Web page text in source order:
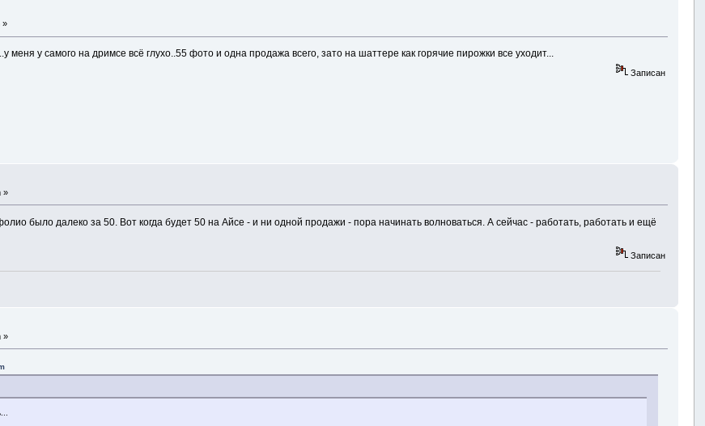
»
меня у самого на дримсе всё глухо..55 фото и одна продажа всего, зато на шаттере как горячие пирожки все уходит...
Записан
»
было далеко за 50. Вот когда будет 50 на Айсе - и ни одной продажи - пора начинать волноваться. А сейчас - работать, работать и ещё
Записан
»